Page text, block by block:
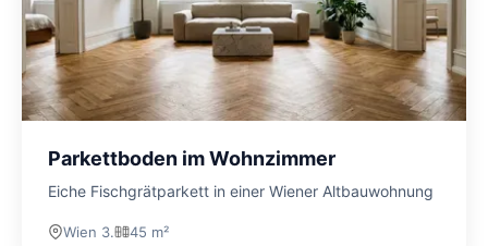
Parkettboden im Wohnzimmer
Eiche Fischgrätparkett in einer Wiener Altbauwohnung
Wien 3. 45 m²